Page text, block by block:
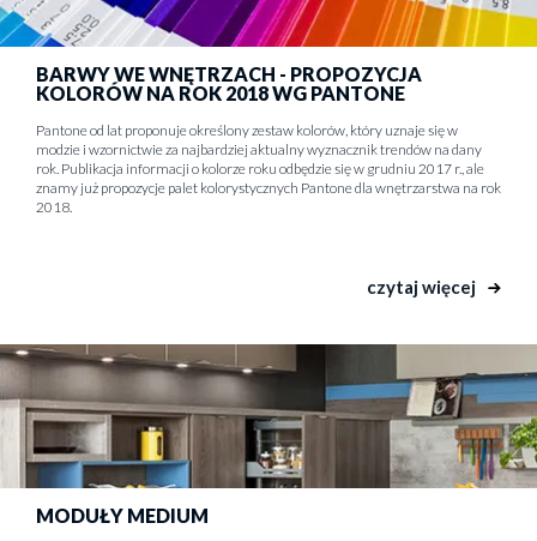
BARWY WE WNĘTRZACH - PROPOZYCJA
KOLORÓW NA ROK 2018 WG PANTONE
Pantone od lat proponuje określony zestaw kolorów, który uznaje się w
modzie i wzornictwie za najbardziej aktualny wyznacznik trendów na dany
rok. Publikacja informacji o kolorze roku odbędzie się w grudniu 2017 r., ale
znamy już propozycje palet kolorystycznych Pantone dla wnętrzarstwa na rok
2018.
czytaj więcej
MODUŁY MEDIUM